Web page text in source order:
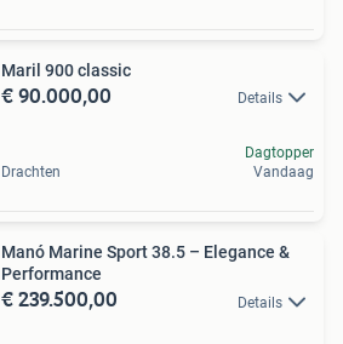
Maril 900 classic
€ 90.000,00 Details
Drachten
Dagtopper
Vandaag
Manó Marine Sport 38.5 – Elegance &
Performance
€ 239.500,00 Details